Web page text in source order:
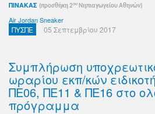
ΠΙΝΑΚΑΣ (προσθήκη 2ου Νηπιαγωγείου Αθηνών)
Air Jordan Sneaker
ΠΥΣΠΕ 05 Σεπτεμβρίου 2017
Συμπλήρωση
ωραρίου εκπ/κών
ΠΕ06, ΠΕ11 & ΠΕ16 στο
πρόγραμμα